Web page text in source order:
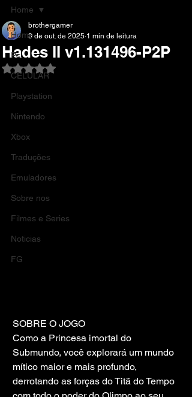
Home
Pc
CELULAR
Playstation
Nintendo
Xbox
Traduções
Emuladores
Sobre nos
Filmes e Series
Noticias
FG
Home
Hades II v1.131496-P2P
brothergamer
3 de out. de 2025 1 min de leitura
Avaliado com NaN de 5 estrelas.
SOBRE O JOGO
Como a Princesa imortal do
Submundo, você explorará um mundo
mítico maior e mais profundo,
derrotando as forças do Titã do Tempo